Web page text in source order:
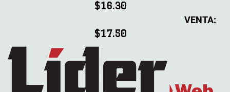
$16.30
VENTA:
$17.50